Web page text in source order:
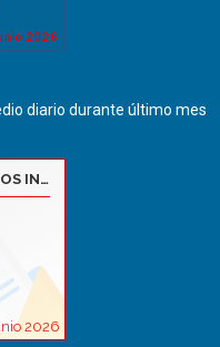
diario durante último mes